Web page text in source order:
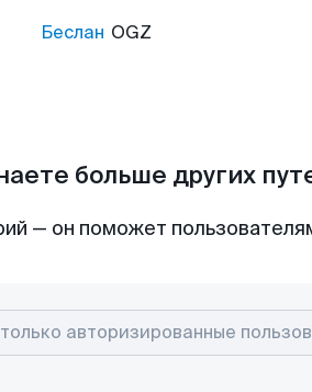
Беслан OGZ
больше других
— он поможет